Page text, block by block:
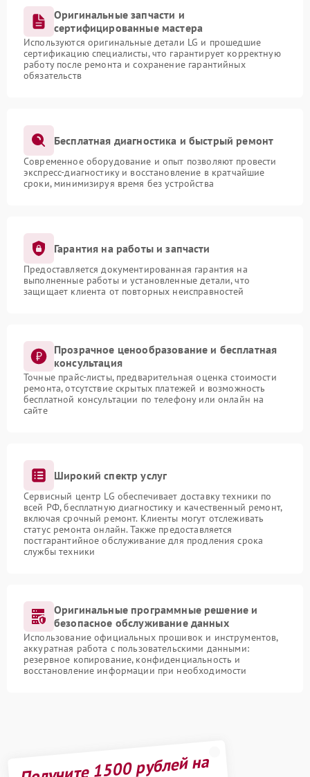
Оригинальные запчасти и
сертифицированные мастера
Используются оригинальные детали LG и прошедшие
сертификацию специалисты, что гарантирует корректную
работу после ремонта и сохранение гарантийных
обязательств
Бесплатная диагностика и быстрый ремонт
Современное оборудование и опыт позволяют провести
экспресс-диагностику и восстановление в кратчайшие
сроки, минимизируя время без устройства
Гарантия на работы и запчасти
Предоставляется документированная гарантия на
выполненные работы и установленные детали, что
защищает клиента от повторных неисправностей
Прозрачное ценообразование и бесплатная
консультация
Точные прайс-листы, предварительная оценка стоимости
ремонта, отсутствие скрытых платежей и возможность
бесплатной консультации по телефону или онлайн на
сайте
Широкий спектр услуг
Сервисный центр LG обеспечивает доставку техники по
всей РФ, бесплатную диагностику и качественный ремонт,
включая срочный ремонт. Клиенты могут отслеживать
статус ремонта онлайн. Также предоставляется
постгарантийное обслуживание для продления срока
службы техники
Оригинальные программные решение и
безопасное обслуживание данных
Использование официальных прошивок и инструментов,
аккуратная работа с пользовательскими данными:
резервное копирование, конфиденциальность и
восстановление информации при необходимости